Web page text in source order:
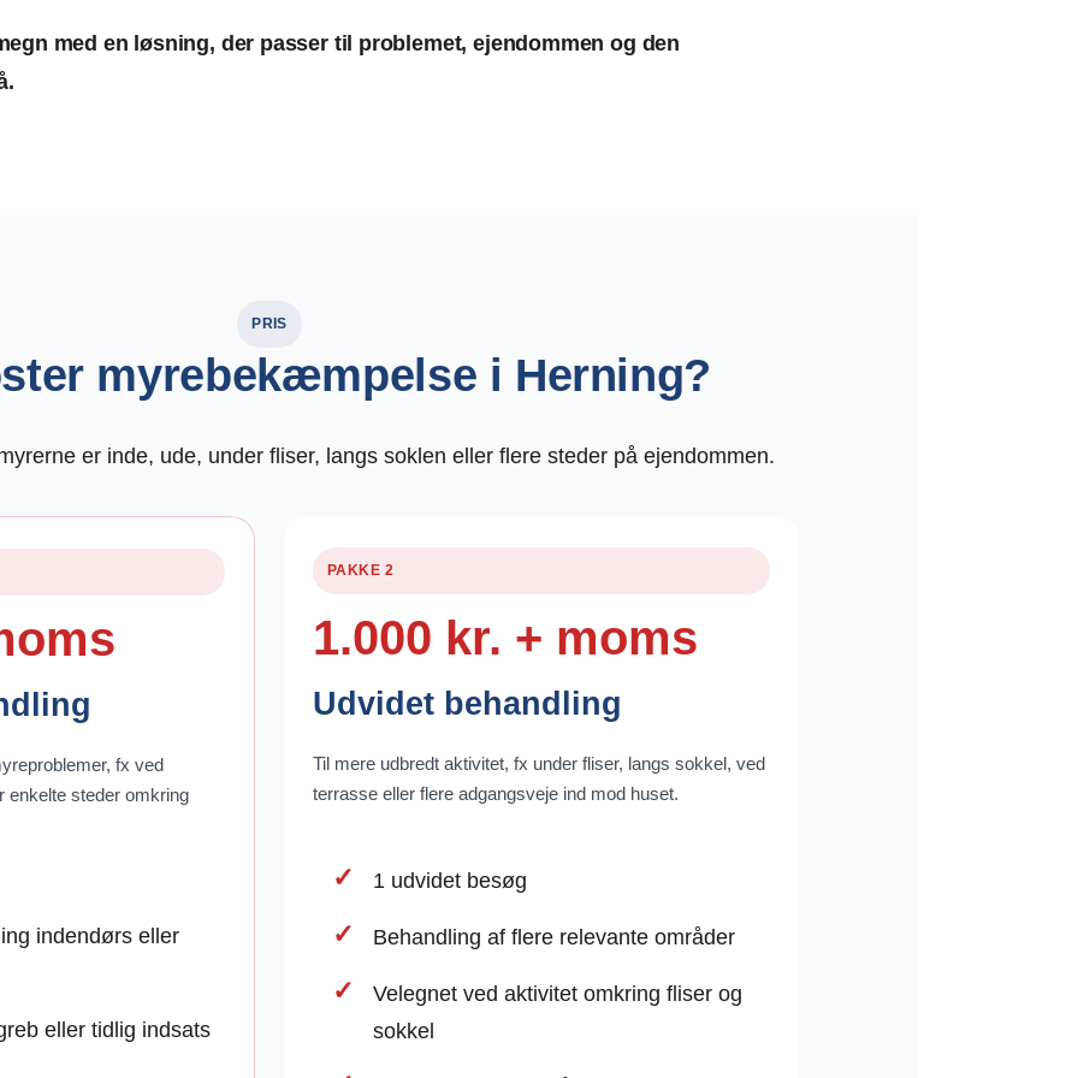
med en løsning, der passer til problemet, ejendommen og den
PRIS
myrebekæmpelse i Herning?
er inde, ude, under fliser, langs soklen eller flere steder på ejendommen.
fx ved
enkelte steder omkring
indendørs eller
eller tidlig indsats
PAKKE 2
1.000 kr. + moms
Udvidet behandling
Til mere udbredt aktivitet, fx under fliser, langs sokkel, ved
terrasse eller flere adgangsveje ind mod huset.
1 udvidet besøg
Behandling af flere relevante områder
Velegnet ved aktivitet omkring fliser og
sokkel